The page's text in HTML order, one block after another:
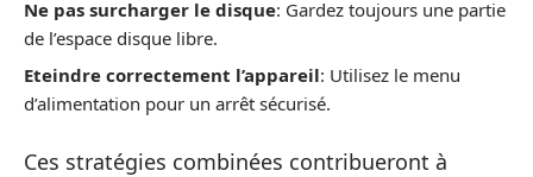
Ne pas surcharger le disque: Gardez toujours une partie
de l’espace disque libre.
Eteindre correctement l’appareil: Utilisez le menu
d’alimentation pour un arrêt sécurisé.
Ces stratégies combinées contribueront à